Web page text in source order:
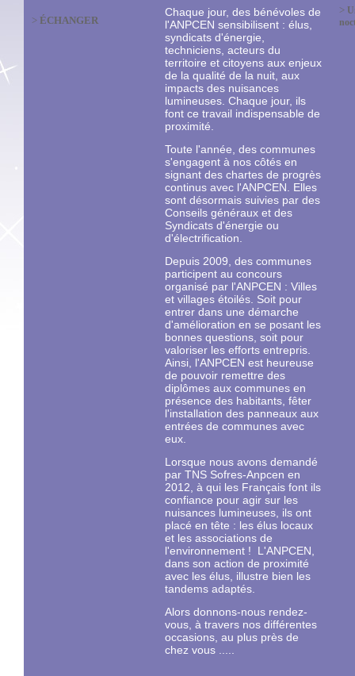
> ÉCHANGER
Chaque jour, des bénévoles de
l'ANPCEN sensibilisent : élus,
syndicats d'énergie,
techniciens, acteurs du
territoire et citoyens aux enjeux
de la qualité de la nuit, aux
impacts des nuisances
lumineuses. Chaque jour, ils
font ce travail indispensable de
proximité.
Toute l'année, des communes
s'engagent à nos côtés en
signant des chartes de progrès
continus avec l'ANPCEN. Elles
sont désormais suivies par des
Conseils généraux et des
Syndicats d'énergie ou
d'électrification.
Depuis 2009, des communes
participent au concours
organisé par l'ANPCEN : Villes
et villages étoilés. Soit pour
entrer dans une démarche
d'amélioration en se posant les
bonnes questions, soit pour
valoriser les efforts entrepris.
Ainsi, l'ANPCEN est heureuse
de pouvoir remettre des
diplômes aux communes en
présence des habitants, fêter
l'installation des panneaux aux
entrées de communes avec
eux.
Lorsque nous avons demandé
par TNS Sofres-Anpcen en
2012, à qui les Français font ils
confiance pour agir sur les
nuisances lumineuses, ils ont
placé en tête : les élus locaux
et les associations de
l'environnement ! L'ANPCEN,
dans son action de proximité
avec les élus, illustre bien les
tandems adaptés.
Alors donnons-nous rendez-
vous, à travers nos différentes
occasions, au plus près de
chez vous .....
>